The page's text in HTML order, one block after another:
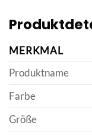
MERKMAL
Produktname
Farbe
Größe